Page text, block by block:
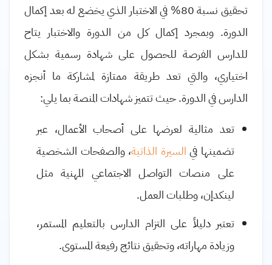
تحقيق نسبة 80% في الاختبار الذي يخضع له بعد إكمال
الدورة. وبمجرد إكمال كل من الدورة والاختبار يتاح
للدارس الفرصة للحصول على شهادة رسمية بشكل
اختياري، والتي تعد طريقة ممتازة لمشاركة ما أنجزه
الدارس في الدورة. حيث تتميز شهادات المنصة بما يلي:
تعد مثالية لعرضها على أصحاب الأعمال، عبر
تضمينها في السيرة الذاتية، والصفحات الشخصية
على منصات التواصل الاجتماعي المهنية مثل
لينكدإن، وطلبات العمل.
تعتبر دليلاً على التزام الدارس بالتعليم المستمر،
وزيادة مهاراته، وتحقيق نتائج رفيعة المستوى.